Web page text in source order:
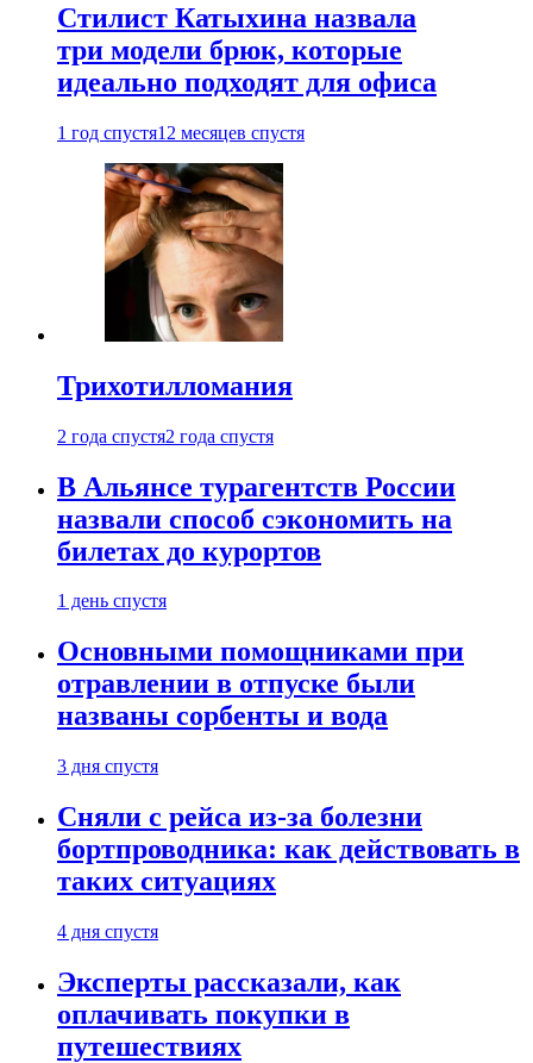
Стилист Катыхина назвала
три модели брюк, которые
идеально подходят для офиса
1 год спустя12 месяцев спустя
Трихотилломания
2 года спустя2 года спустя
В Альянсе турагентств России
назвали способ сэкономить на
билетах до курортов
1 день спустя
Основными помощниками при
отравлении в отпуске были
названы сорбенты и вода
3 дня спустя
Сняли с рейса из-за болезни
бортпроводника: как действовать в
таких ситуациях
4 дня спустя
Эксперты рассказали, как
оплачивать покупки в
путешествиях